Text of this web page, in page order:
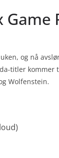
og nå
titler kommer
Wolfenstein.